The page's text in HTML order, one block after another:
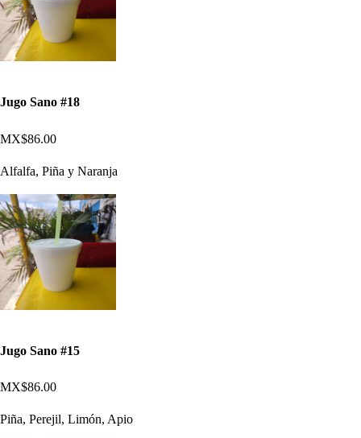
Jugo Sano #18
MX$86.00
Alfalfa, Piña y Naranja
Jugo Sano #15
MX$86.00
Piña, Perejil, Limón, Apio